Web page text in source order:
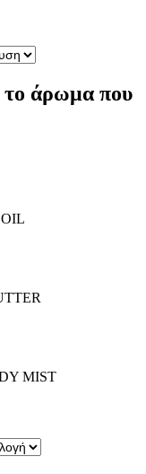
το άρωμα που
MIST